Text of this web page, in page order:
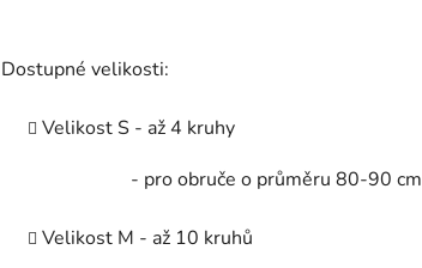
Dostupné velikosti:
Velikost S - až 4 kruhy
- pro obruče o průměru 80-90 cm
Velikost M - až 10 kruhů